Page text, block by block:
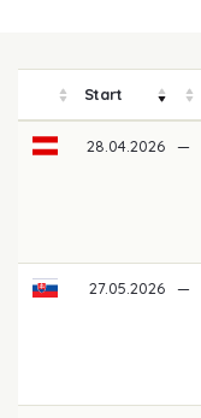
Start
28.04.2026 —
27.05.2026 —